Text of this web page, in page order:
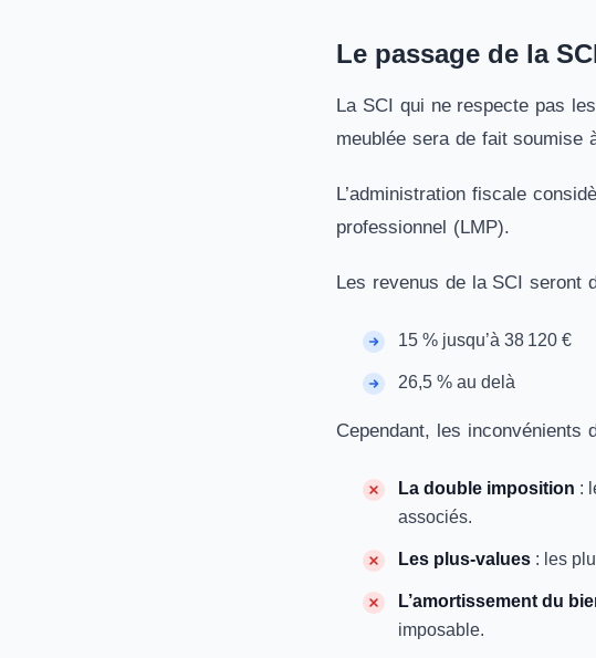
Le passage de la
La SCI qui ne respecte pas
meublée sera de fait soumise
L’administration fiscale
professionnel (LMP).
Les revenus de la SCI seront
15 % jusqu’à 38 120 €
26,5 % au delà
Cependant, les inconvénients
La double imposition :
associés.
Les plus-values : les
L’amortissement du
imposable.